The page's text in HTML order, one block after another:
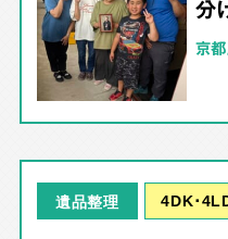
分
京
遺品整理 4DK･